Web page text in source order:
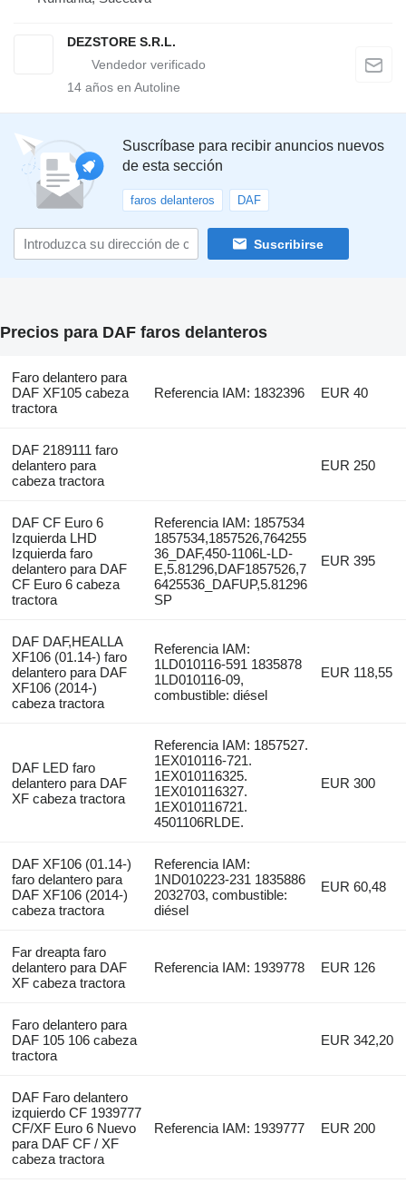
DEZSTORE S.R.L.
14 años en Autoline
Suscríbase para recibir anuncios nuevos
de esta sección
faros delanteros DAF
Suscribirse
Precios para DAF faros delanteros
Faro delantero para
DAF XF105 cabeza
tractora
Referencia IAM: 1832396 EUR 40
DAF 2189111 faro
delantero para
cabeza tractora
EUR 250
DAF CF Euro 6
Izquierda LHD
Izquierda faro
delantero para DAF
CF Euro 6 cabeza
tractora
Referencia IAM: 1857534
1857534,1857526,764255
36_DAF,450-1106L-LD-
E,5.81296,DAF1857526,7
6425536_DAFUP,5.81296
SP
EUR 395
DAF DAF,HEALLA
XF106 (01.14-) faro
delantero para DAF
XF106 (2014-)
cabeza tractora
Referencia IAM:
1LD010116-591 1835878
1LD010116-09,
combustible: diésel
EUR 118,55
DAF LED faro
delantero para DAF
XF cabeza tractora
Referencia IAM: 1857527.
1EX010116-721.
1EX010116325.
1EX010116327.
1EX010116721.
4501106RLDE.
EUR 300
DAF XF106 (01.14-)
faro delantero para
DAF XF106 (2014-)
cabeza tractora
Referencia IAM:
1ND010223-231 1835886
2032703, combustible:
diésel
EUR 60,48
Far dreapta faro
delantero para DAF
XF cabeza tractora
Referencia IAM: 1939778 EUR 126
Faro delantero para
DAF 105 106 cabeza
tractora
EUR 342,20
DAF Faro delantero
izquierdo CF 1939777
CF/XF Euro 6 Nuevo
para DAF CF / XF
cabeza tractora
Referencia IAM: 1939777 EUR 200